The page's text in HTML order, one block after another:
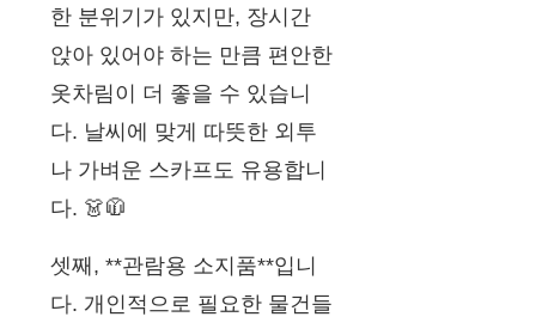
한 분위기가 있지만, 장시간
앉아 있어야 하는 만큼 편안한
옷차림이 더 좋을 수 있습니
다. 날씨에 맞게 따뜻한 외투
나 가벼운 스카프도 유용합니
다. 👗🧥
셋째, **관람용 소지품**입니
다. 개인적으로 필요한 물건들